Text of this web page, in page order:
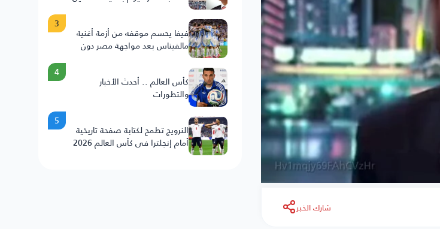
شارك الخبر
فيفا يحسم موقفه من أزمة أغنية
مالفيناس بعد مواجهة مصر دون
3
كأس العالم .. أحدث الأخبار
والتطورات
4
النرويج تطمح لكتابة صفحة تاريخية
أمام إنجلترا في كأس العالم 2026
5